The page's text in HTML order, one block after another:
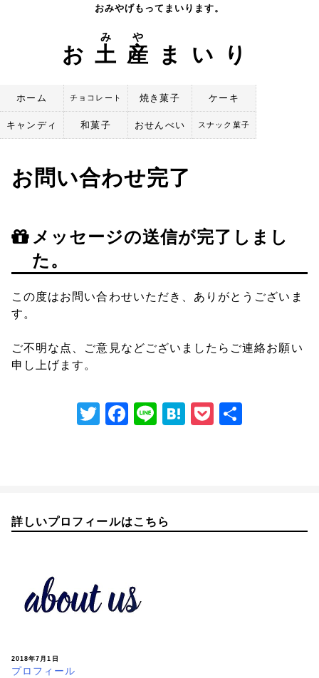
おみやげもってまいります。
お 土
み
産
や
まいり
ホーム チョコレート 焼き菓子 ケーキ
キャンディ 和菓子 おせんべい スナック菓子
お問い合わせ完了
メッセージの送信が完了しまし
た。
この度はお問い合わせいただき、ありがとうございま
す。
ご不明な点、ご意見などございましたらご連絡お願い
申し上げます。
T
F
o
Li
H
P
詳しいプロフィールはこちら
2018年7月1日
プロフィール